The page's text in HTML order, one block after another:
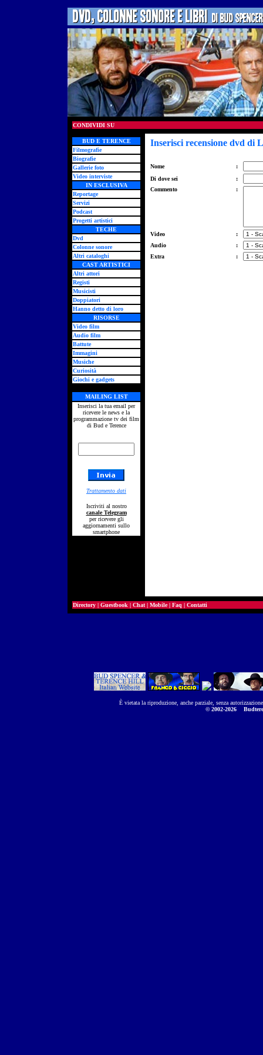
CONDIVIDI SU
BUD E TERENCE
Filmografie
Biografie
Gallerie foto
Video interviste
IN ESCLUSIVA
Reportage
Servizi
Podcast
Progetti artistici
TECHE
Dvd
Colonne sonore
Altri cataloghi
CAST ARTISTICI
Altri attori
Registi
Musicisti
Doppiatori
Hanno detto di loro
RISORSE
Video film
Audio film
Battute
Immagini
Musiche
Curiosità
Giochi e gadgets
MAILING LIST
Inserisci la tua email per
ricevere le news e la
programmazione tv dei film
di Bud e Terence
Trattamento dati
Iscriviti al nostro
canale Telegram
per ricevere gli
aggiornamenti sullo
smartphone
Inserisci recensione dvd di
Nome
:
Di dove sei
:
Commento
:
Video
:
Audio
:
Extra
:
Directory | Guestbook | Chat | Mobile| Faq | Contatti
È vietata la riproduzione, anche parziale, senza
© 2002-2026